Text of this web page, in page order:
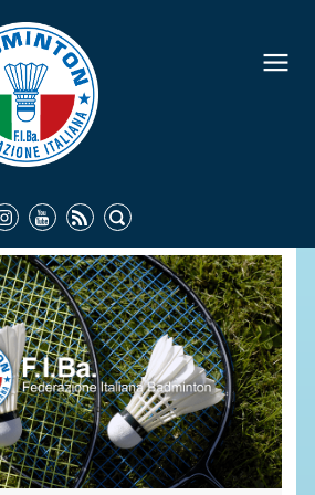
FEDERAZIONE
IDENTITÀ
COMMISSIONI FEDERALI
ORGANI TERRITORIALI
SOCIETÀ SPORTIVE
CARTE FEDERALI
ATTI UFFICIALI
TUTELA DELLA SALUTE -
ANTIDOPING
COMUNICAZIONE E MARKETING